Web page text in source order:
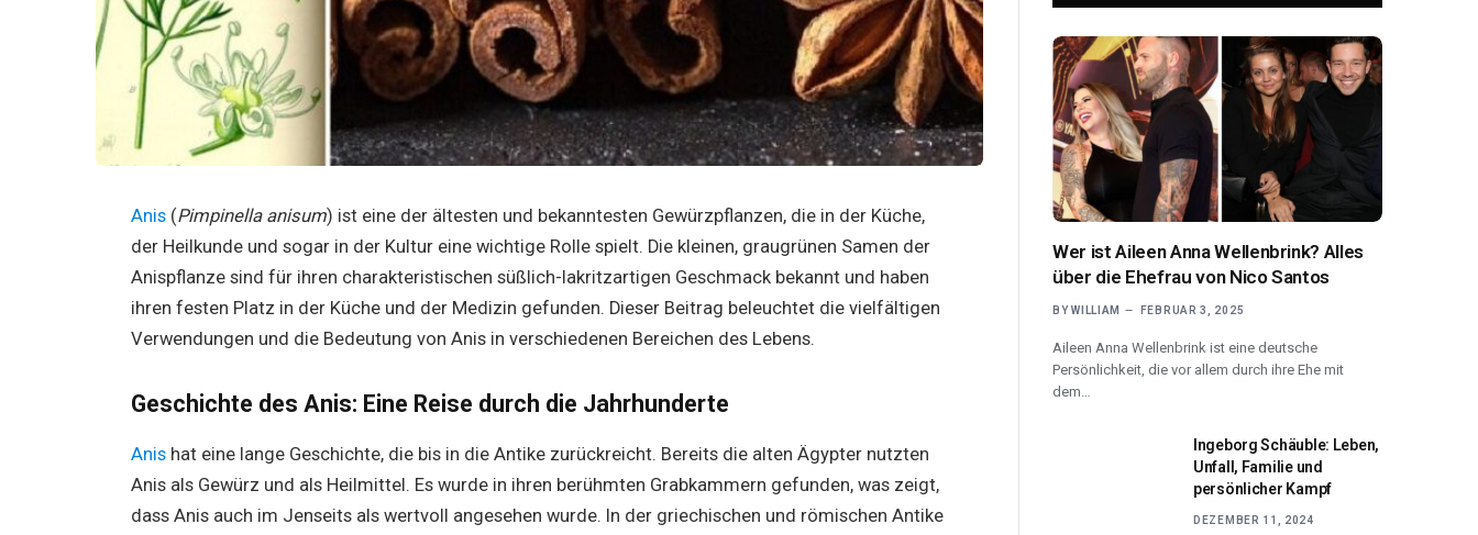
Anis(Pimpinella anisum) ist eine der ältesten und bekanntesten Gewürzpflanzen, die in der Küche,
der Heilkunde und sogar in der Kultur eine wichtige Rolle spielt. Die kleinen, graugrünen Samen der
Anispflanze sind für ihren charakteristischen süßlich-lakritzartigen Geschmack bekannt und haben
ihren festen Platz in der Küche und der Medizin gefunden. Dieser Beitrag beleuchtet die vielfältigen
Verwendungen und die Bedeutung von Anis in verschiedenen Bereichen des Lebens.
Geschichte des Anis: Eine Reise durch die Jahrhunderte
Anishat eine lange Geschichte, die bis in die Antike zurückreicht. Bereits die alten Ägypter nutzten
Anis als Gewürz und als Heilmittel. Es wurde in ihren berühmten Grabkammern gefunden, was zeigt,
dass Anis auch im Jenseits als wertvoll angesehen wurde. In der griechischen und römischen Antike
Wer ist Aileen Anna Wellenbrink? Alles
über die Ehefrau von Nico Santos
BY WILLIAM FEBRUAR 3, 2025
Aileen Anna Wellenbrink ist eine deutsche
Persönlichkeit, die vor allem durch ihre Ehe mit
dem…
Ingeborg Schäuble: Leben,
Unfall, Familie und
persönlicher Kampf
DEZEMBER 11, 2024